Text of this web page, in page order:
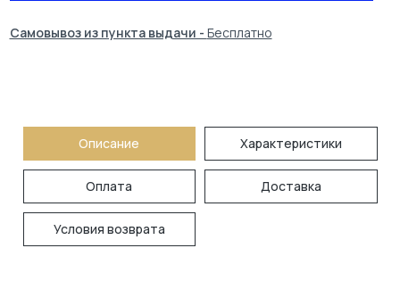
Самовывоз из пункта выдачи - Бесплатно
Описание Характеристики
Оплата Доставка
Условия возврата